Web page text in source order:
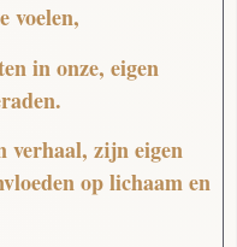
voelen,
in onze, eigen
verhaal, zijn eigen
op lichaam en